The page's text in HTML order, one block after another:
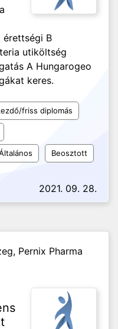
érettségi B
utiköltség
A Hungarogeo
keres.
friss diplomás
Beosztott
2021. 09. 28.
Pernix Pharma